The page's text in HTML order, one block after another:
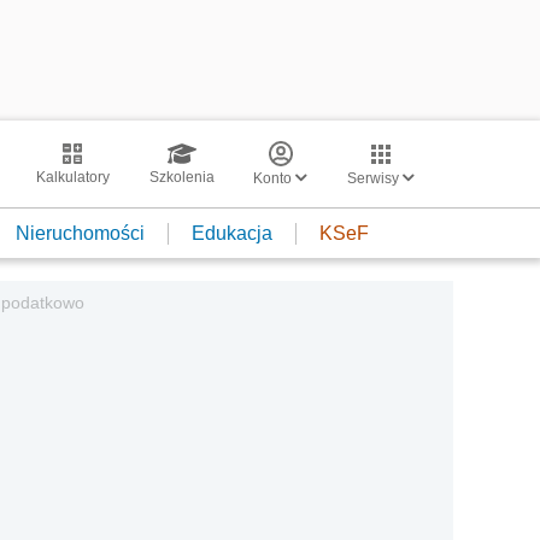
Kalkulatory Szkolenia Konto Serwisy
Nieruchomości Edukacja KSeF